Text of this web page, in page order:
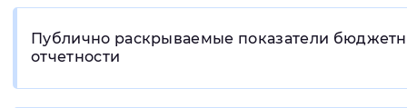
Публично раскрываемые показатели
отчетности